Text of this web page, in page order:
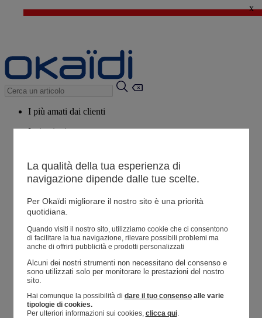
🔥SALDI : Ancora più prodotti fino al -60%*>
x
I più amati dai clienti
Ispirazioni
Potrebbero piacerti anche
Tutti i prodotti
Resoconto di un ordine
Preferiti
La qualità della tua esperienza di
navigazione dipende dalle tue scelte.
Per Okaïdi migliorare il nostro sito è una priorità
quotidiana.
Quando visiti il ​​nostro sito, utilizziamo cookie che ci consentono
di facilitare la tua navigazione, rilevare possibili problemi ma
anche di offrirti pubblicità e prodotti personalizzati
Alcuni dei nostri strumenti non necessitano del consenso e
sono utilizzati solo per monitorare le prestazioni del nostro
sito.
Hai comunque la possibilità di dare il tuo consensoalle varie
tipologie di cookies.
Per ulteriori informazioni sui cookies, clicca qui.